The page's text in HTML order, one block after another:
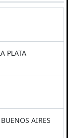
PLATA
AIRES